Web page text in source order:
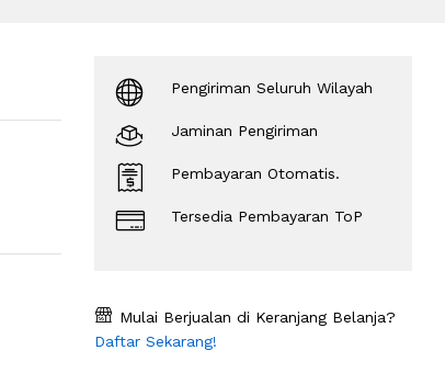
Pengiriman Seluruh Wilayah
Jaminan Pengiriman
Pembayaran Otomatis.
Tersedia Pembayaran ToP
Mulai Berjualan di Keranjang Belanja?
Daftar Sekarang!